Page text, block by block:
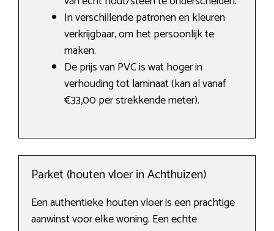
In verschillende patronen en kleuren
verkrijgbaar, om het persoonlijk te
maken.
De prijs van PVC is wat hoger in
verhouding tot laminaat (kan al vanaf
€33,00 per strekkende meter).
Parket (houten vloer in Achthuizen)
Een authentieke houten vloer is een prachtige
aanwinst voor elke woning. Een echte